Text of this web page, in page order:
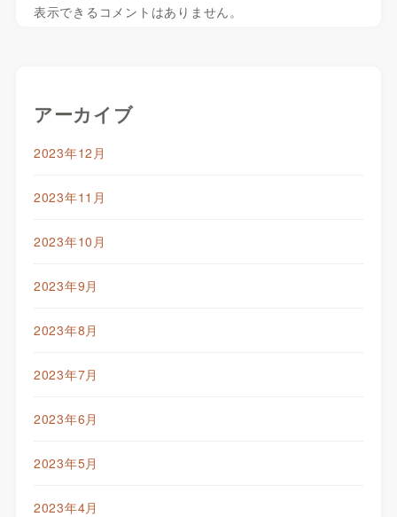
表示できるコメントはありません。
アーカイブ
2023年12月
2023年11月
2023年10月
2023年9月
2023年8月
2023年7月
2023年6月
2023年5月
2023年4月